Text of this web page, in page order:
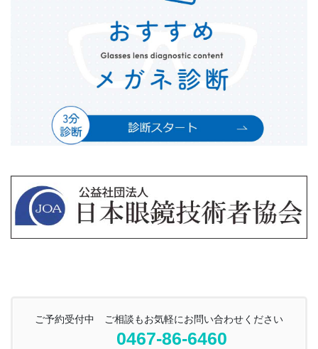
ご予約受付中 ご相談もお気軽にお問い合わせください
0467-86-6460